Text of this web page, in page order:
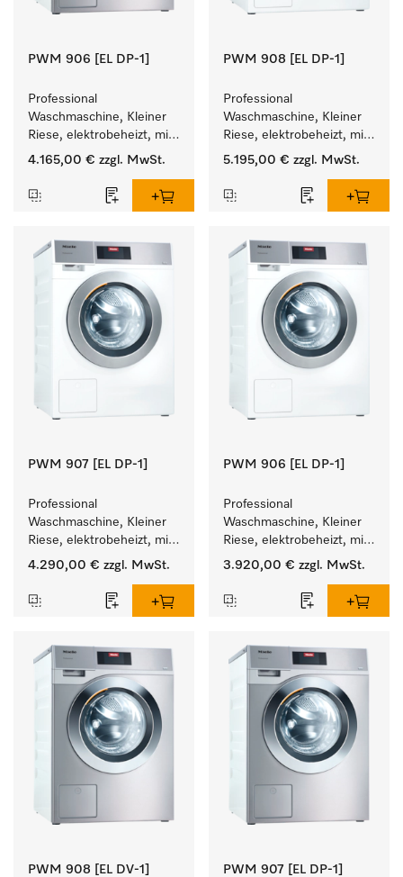
PWM 906 [EL DP-1]
Professional
Waschmaschine, Kleiner
Riese, elektrobeheizt, mit
Ablaufpumpe und
Programmen.
Leistung 6 kg  in 49 min .
4.165,00 € zzgl. MwSt.
PWM 908 [EL DP-1]
Professional
Waschmaschine, Kleiner
Riese, elektrobeheizt, mit
Ablaufpumpe und
Programmen.
Leistung 8 kg  in 49 min .
5.195,00 € zzgl. MwSt.
PWM 907 [EL DP-1]
Professional
Waschmaschine, Kleiner
Riese, elektrobeheizt, mit
Ablaufpumpe und
Programmen.
Leistung 7 kg  in 49 min .
4.290,00 € zzgl. MwSt.
PWM 906 [EL DP-1]
Professional
Waschmaschine, Kleiner
Riese, elektrobeheizt, mit
Ablaufpumpe und
Programmen.
Leistung 6 kg  in 49 min .
3.920,00 € zzgl. MwSt.
PWM 908 [EL DV-1] PWM 907 [EL DP-1]